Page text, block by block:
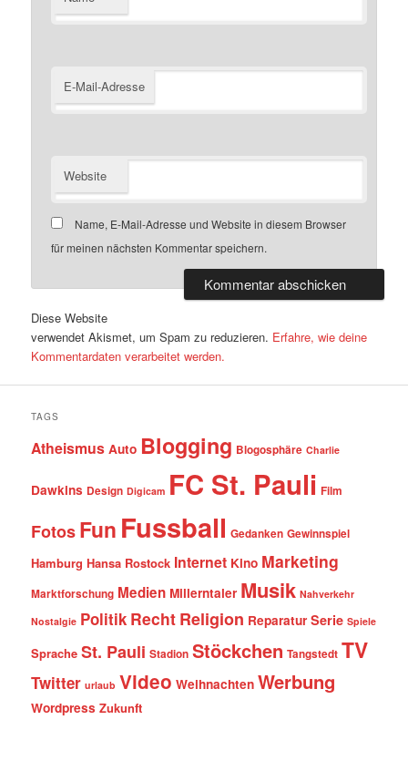
E-Mail-Adresse
Website
Name, E-Mail-Adresse und Website in diesem Browser
für meinen nächsten Kommentar speichern.
Diese Website
verwendet Akismet, um Spam zu reduzieren. Erfahre, wie deine
Kommentardaten verarbeitet werden.
TAGS
Atheismus Auto Blogging Blogosphäre Charlie
Dawkins Design Digicam FC St. Pauli Film
FotosFun Fussball Gedanken Gewinnspiel
Hamburg Hansa Rostock Internet Kino Marketing
Marktforschung Medien Millerntaler Musik Nahverkehr
Nostalgie Politik Recht Religion Reparatur Serie Spiele
Sprache St. Pauli Stadion Stöckchen Tangstedt TV
Twitter urlaub Video Weihnachten Werbung
Wordpress Zukunft